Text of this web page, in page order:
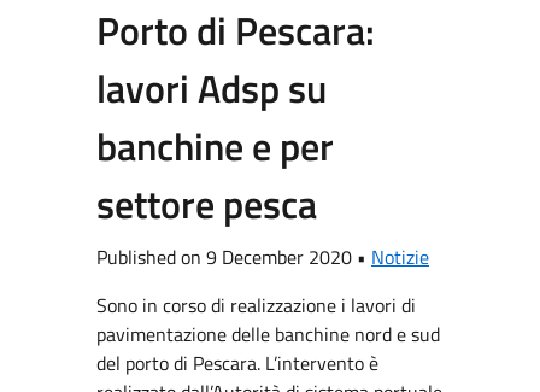
Porto di Pescara:
lavori Adsp su
banchine e per
settore pesca
Published on 9 December 2020 • Notizie
Sono in corso di realizzazione i lavori di
pavimentazione delle banchine nord e sud
del porto di Pescara. L’intervento è